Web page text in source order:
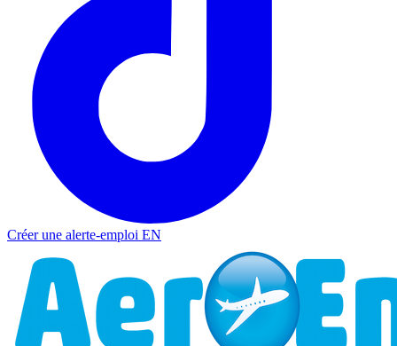
Créer une alerte-emploi EN